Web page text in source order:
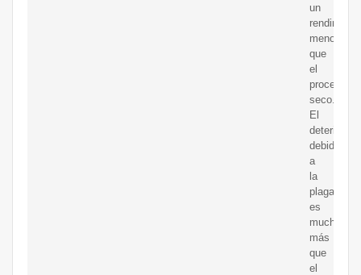
un
menor
que
el
proceso
seco.
El
deterioro
debido
a
la
plaga
es
mucho
más
que
el